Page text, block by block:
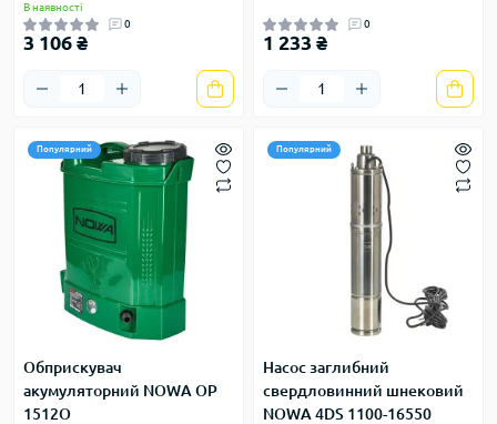
В наявності
0
3 106 ₴
0
1 233 ₴
Популярний
Обприскувач
акумуляторний NOWA OP
1512O
Популярний
Насос заглибний
свердловинний шнековий
NOWA 4DS 1100-16550